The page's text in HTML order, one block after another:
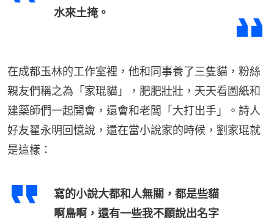
水來土掩。
在成都玉林的工作室裡，他和同事養了三隻貓，粉絲
親友們稱之為「家琨貓」，肥肥壯壯，天天看圖紙和
建築師們一起開會，還會和老闆「大打出手」。詩人
好友翟永明回憶說，還在當小說家的時候，劉家琨就
是這樣：
寫的小說大都和人無關，都是些貓
啊鳥啊，還有一些我不願說出名字